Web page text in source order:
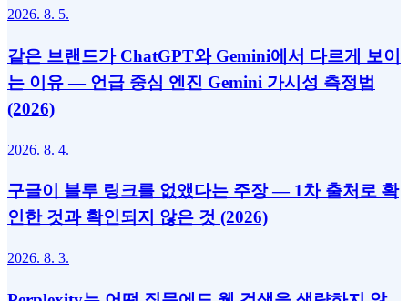
2026. 8. 5.
같은 브랜드가 ChatGPT와 Gemini에서 다르게 보이
는 이유 — 언급 중심 엔진 Gemini 가시성 측정법
(2026)
2026. 8. 4.
구글이 블루 링크를 없앴다는 주장 — 1차 출처로 확
인한 것과 확인되지 않은 것 (2026)
2026. 8. 3.